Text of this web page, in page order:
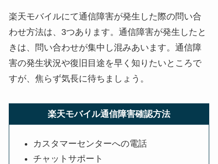
楽天モバイルにて通信障害が発生した際の問い合
わせ方法は、3つあります。通信障害が発生したと
きは、問い合わせが集中し混みあいます。通信障
害の発生状況や復旧目途を早く知りたいところで
すが、焦らず気長に待ちましょう。
楽天モバイル通信障害確認方法
カスタマーセンターへの電話
チャットサポート